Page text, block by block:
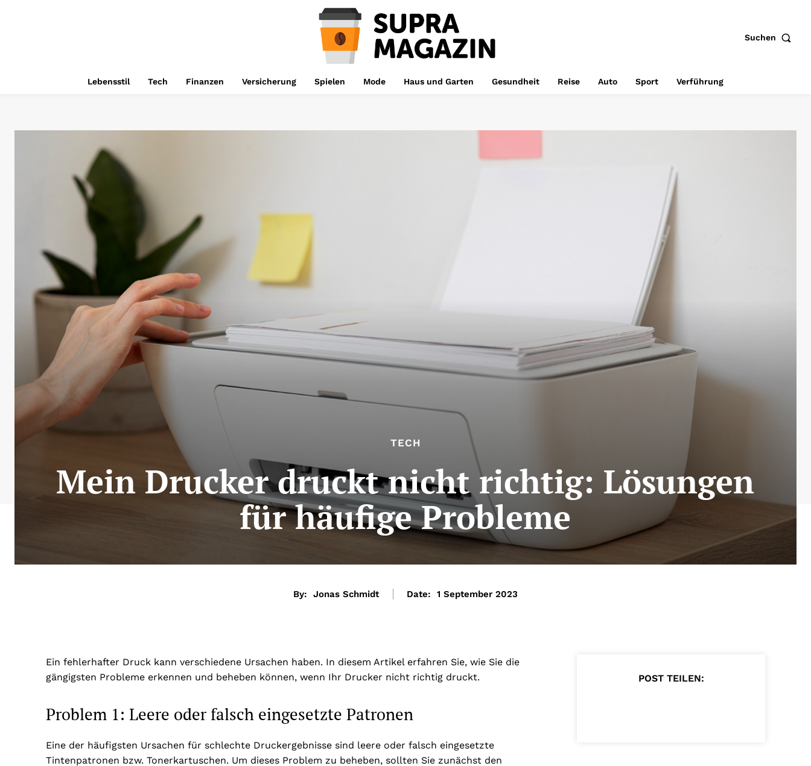
Suchen
Lebensstil Tech Finanzen Versicherung Spielen Mode Haus und Garten Gesundheit Reise Auto Sport Verführung
TECH
Mein Drucker druckt nicht richtig: Lösungen
für häufige Probleme
By: Jonas Schmidt Date: 1 September 2023
Ein fehlerhafter Druck kann verschiedene Ursachen haben. In diesem Artikel erfahren Sie, wie Sie die
gängigsten Probleme erkennen und beheben können, wenn Ihr Drucker nicht richtig druckt.
Problem 1: Leere oder falsch eingesetzte Patronen
Eine der häufigsten Ursachen für schlechte Druckergebnisse sind leere oder falsch eingesetzte
Tintenpatronen bzw. Tonerkartuschen. Um dieses Problem zu beheben, sollten Sie zunächst den
POST TEILEN: